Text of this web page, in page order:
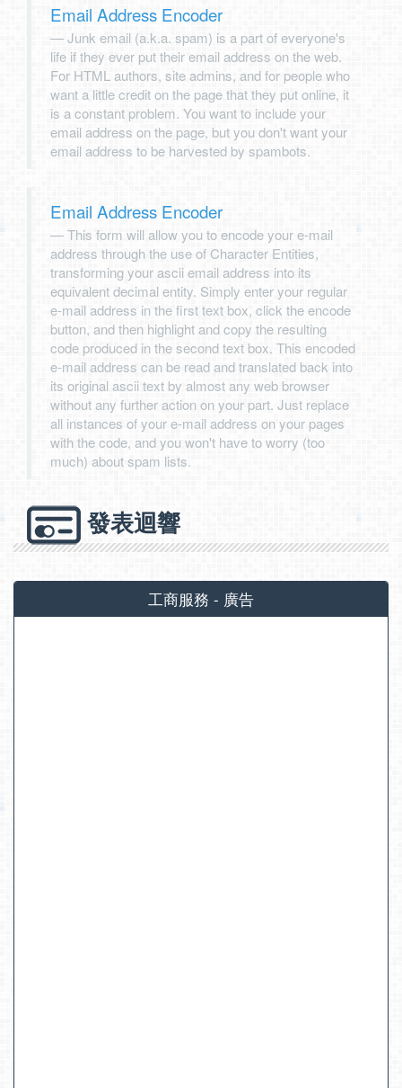
Email Address Encoder
Junk email (a.k.a. spam) is a part of everyone's
life if they ever put their email address on the web.
For HTML authors, site admins, and for people who
want a little credit on the page that they put online, it
is a constant problem. You want to include your
email address on the page, but you don't want your
email address to be harvested by spambots.
Email Address Encoder
This form will allow you to encode your e-mail
address through the use of Character Entities,
transforming your ascii email address into its
equivalent decimal entity. Simply enter your regular
e-mail address in the first text box, click the encode
button, and then highlight and copy the resulting
code produced in the second text box. This encoded
e-mail address can be read and translated back into
its original ascii text by almost any web browser
without any further action on your part. Just replace
all instances of your e-mail address on your pages
with the code, and you won't have to worry (too
much) about spam lists.
發表迴響
工商服務 - 廣告